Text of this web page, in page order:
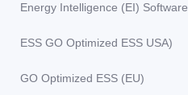
Energy Intelligence (EI) Software
ESS GO Optimized ESS USA)
GO Optimized ESS (EU)